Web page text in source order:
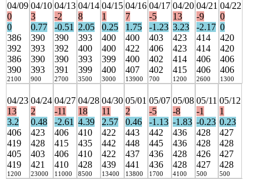
04/09
0
0
386
392
386
390
2100
04/10
3
0.77
390
393
390
393
900
04/13
-2
-0.51
390
392
390
391
2700
04/14
8
2.05
393
400
393
399
3500
04/15
1
0.25
400
400
399
400
3000
04/16
7
1.75
400
422
400
407
13900
04/17
-5
-1.23
403
406
402
402
700
04/20
13
3.23
423
423
414
415
1200
04/21
-9
-2.17
414
414
406
406
2600
04/22
0
0
420
420
406
406
1300
04/23
13
3.2
406
419
405
419
1200
04/24
2
0.48
423
428
403
421
23000
04/27
-11
-2.61
406
415
406
410
11000
04/28
18
4.39
410
435
410
428
8500
04/30
11
2.57
422
442
422
439
13400
05/01
2
0.46
443
448
437
441
13800
05/07
-5
-1.13
442
445
436
436
1700
05/08
-8
-1.83
436
436
428
428
4100
05/11
-1
-0.23
428
428
426
427
500
05/12
1
0.23
427
428
427
428
500